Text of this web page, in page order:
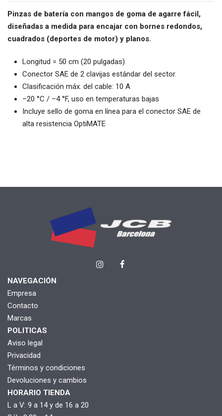
Pinzas de batería con mangos de goma de agarre fácil,
diseñadas a medida para encajar con bornes redondos,
cuadrados (deportes de motor) y planos.
Longitud = 50 cm (20 pulgadas)
Conector SAE de 2 clavijas estándar del sector.
Clasificación máx. del cable: 10 A
–20 °C / –4 °F, uso en temperaturas bajas
Incluye sello de goma en línea para el conector SAE de
alta resistencia OptiMATE
NAVEGACIÓN
Empresa
Contacto
Marcas
POLITICAS
Aviso legal
Privacidad
Términos y condiciones
Devoluciones y cambios
HORARIO TIENDA
L a V: 9 a 14 y de 16 a 20